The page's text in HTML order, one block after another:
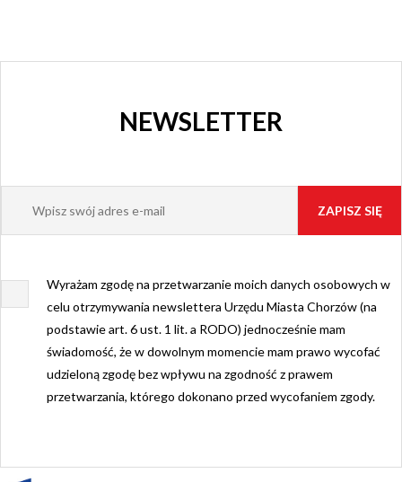
NEWSLETTER
Wyrażam zgodę na przetwarzanie moich danych osobowych w
celu otrzymywania newslettera Urzędu Miasta Chorzów (na
podstawie art. 6 ust. 1 lit. a RODO) jednocześnie mam
świadomość, że w dowolnym momencie mam prawo wycofać
udzieloną zgodę bez wpływu na zgodność z prawem
przetwarzania, którego dokonano przed wycofaniem zgody.